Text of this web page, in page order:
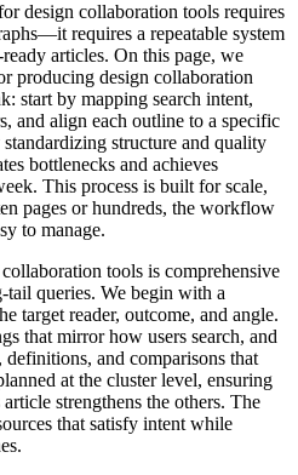
design collaboration tools requires
requires a repeatable system
articles. On this page, we
producing design collaboration
start by mapping search intent,
and align each outline to a specific
structure and quality
bottlenecks and achieves
This process is built for scale,
pages or hundreds, the workflow
to manage.
tools is comprehensive
queries. We begin with a
target reader, outcome, and angle.
that mirror how users search, and
and comparisons that
at the cluster level, ensuring
strengthens the others. The
that satisfy intent while